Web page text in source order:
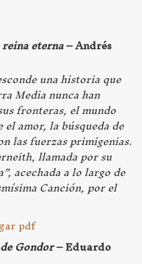
eterna– Andrés
una historia que
Media nunca han
fronteras, el mundo
amor, la búsqueda de
las fuerzas primigenias.
llamada por su
acechada a lo largo de
Canción, por el
pdf
Gondor– Eduardo